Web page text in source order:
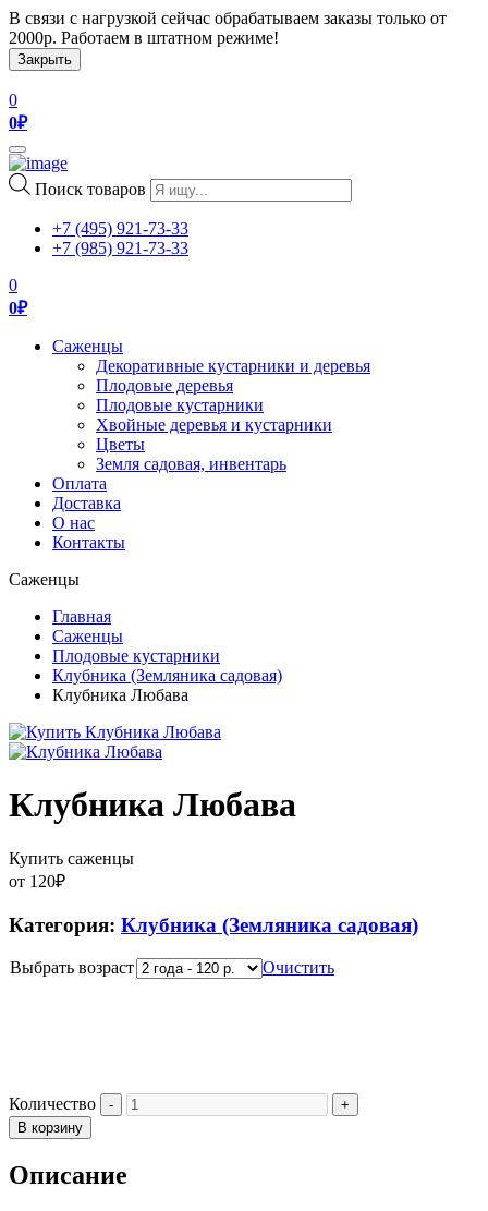
В связи с нагрузкой сейчас обрабатываем заказы только от
2000р. Работаем в штатном режиме!
Закрыть
0
0₽
Toggle
navigation
Поиск товаров
+7 (495) 921-73-33
+7 (985) 921-73-33
0
0₽
Саженцы
Декоративные кустарники и деревья
Плодовые деревья
Плодовые кустарники
Хвойные деревья и кустарники
Цветы
Земля садовая, инвентарь
Оплата
Доставка
О нас
Контакты
Саженцы
Главная
Саженцы
Плодовые кустарники
Клубника (Земляника садовая)
Клубника Любава
Клубника Любава
Купить саженцы
от 120₽
Категория: Клубника (Земляника садовая)
Выбрать возраст Очистить
Количество
В корзину
Описание